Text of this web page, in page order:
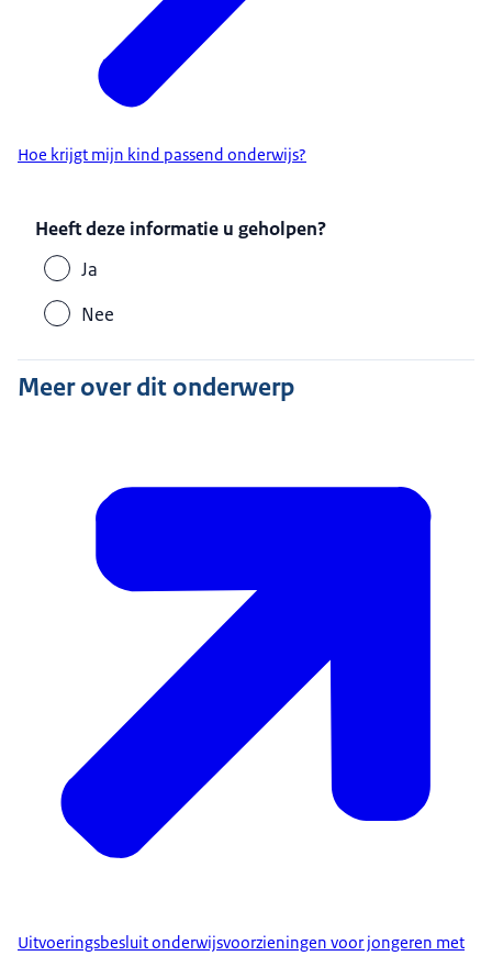
Hoe krijgt mijn kind passend onderwijs?
Heeft deze informatie u geholpen?
Ja
Nee
Meer over dit onderwerp
Uitvoeringsbesluit onderwijsvoorzieningen voor jongeren met